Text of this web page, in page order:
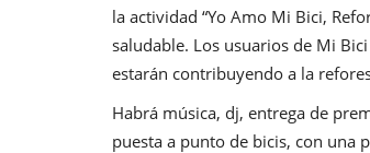
la actividad “Yo Amo Mi Bici,
saludable. Los usuarios de Mi
estarán contribuyendo a la
Habrá música, dj, entrega de
puesta a punto de bicis, con una